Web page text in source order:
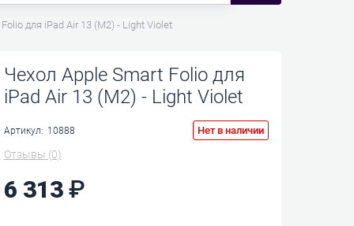
для iPad Air 13 (M2) - Light Violet
Чехол Apple Smart Folio для
iPad Air 13 (M2) - Light Violet
Артикул: 10888 Нет в наличии
Отзывы (0)
6 313